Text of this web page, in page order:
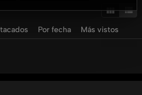
la ilustración en el programa "Arte
inicios inspirados desde los 16 años
Por fecha
Más vistos